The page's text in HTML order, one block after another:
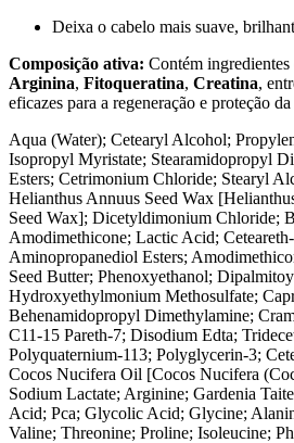
Deixa o cabelo mais suave,
Composição ativa: Contém ingredientes
Arginina, Fitoqueratina, Creatina,
eficazes para a regeneração e proteção
Aqua (Water); Cetearyl Alcohol;
Isopropyl Myristate; Stearamidopropyl
Esters; Cetrimonium Chloride; Stearyl
Helianthus Annuus Seed Wax
Seed Wax]; Dicetyldimonium Chloride;
Amodimethicone; Lactic Acid;
Aminopropanediol Esters;
Seed Butter; Phenoxyethanol;
Hydroxyethylmonium Methosulfate;
Behenamidopropyl Dimethylamine;
C11-15 Pareth-7; Disodium Edta;
Polyquaternium-113; Polyglycerin-3;
Cocos Nucifera Oil [Cocos Nucifera
Sodium Lactate; Arginine; Gardenia
Acid; Pca; Glycolic Acid; Glycine;
Valine; Threonine; Proline; Isoleucine;